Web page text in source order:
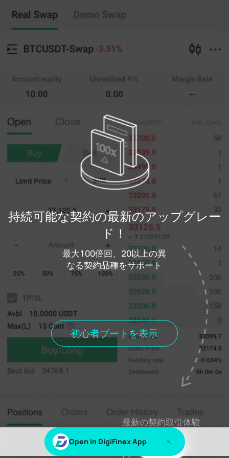
持続可能な契約 コピートレード
ポジションを開
く
クローゼット
最新の
開いた
100%
登録
(
開いた
コストファンドコスト
0.000%
距離料金の和解
00h00m00s
ポジションを保持します 現在の委員会 歴史委員会 歴史的取
現在位置 すべてのポジション
％sまたは％sこのコンテンツを表示します ログイン 登録
持続可能な契約の最新のアップグレー
ド！
最大100倍回、20以上の異
なる契約品種をサポート
初心者ブートを表示
最新の契約取引体験
を感じるにはここを
クリックしてくださ
Open in DigiFinex App